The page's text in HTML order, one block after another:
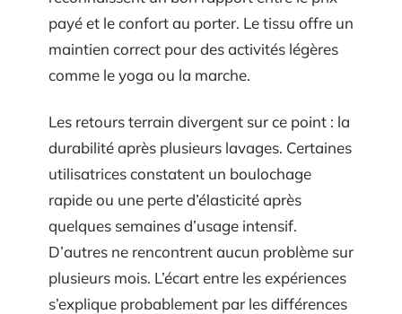
payé et le confort au porter. Le tissu offre un
maintien correct pour des activités légères
comme le yoga ou la marche.
Les retours terrain divergent sur ce point : la
durabilité après plusieurs lavages. Certaines
utilisatrices constatent un boulochage
rapide ou une perte d’élasticité après
quelques semaines d’usage intensif.
D’autres ne rencontrent aucun problème sur
plusieurs mois. L’écart entre les expériences
s’explique probablement par les différences